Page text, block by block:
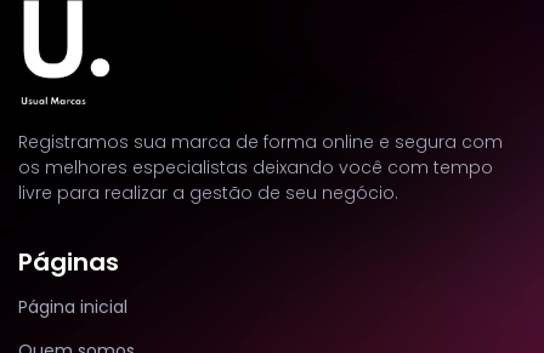
Registramos sua marca de forma online e segura com
os melhores especialistas deixando você com tempo
livre para realizar a gestão de seu negócio.
Páginas
Página inicial